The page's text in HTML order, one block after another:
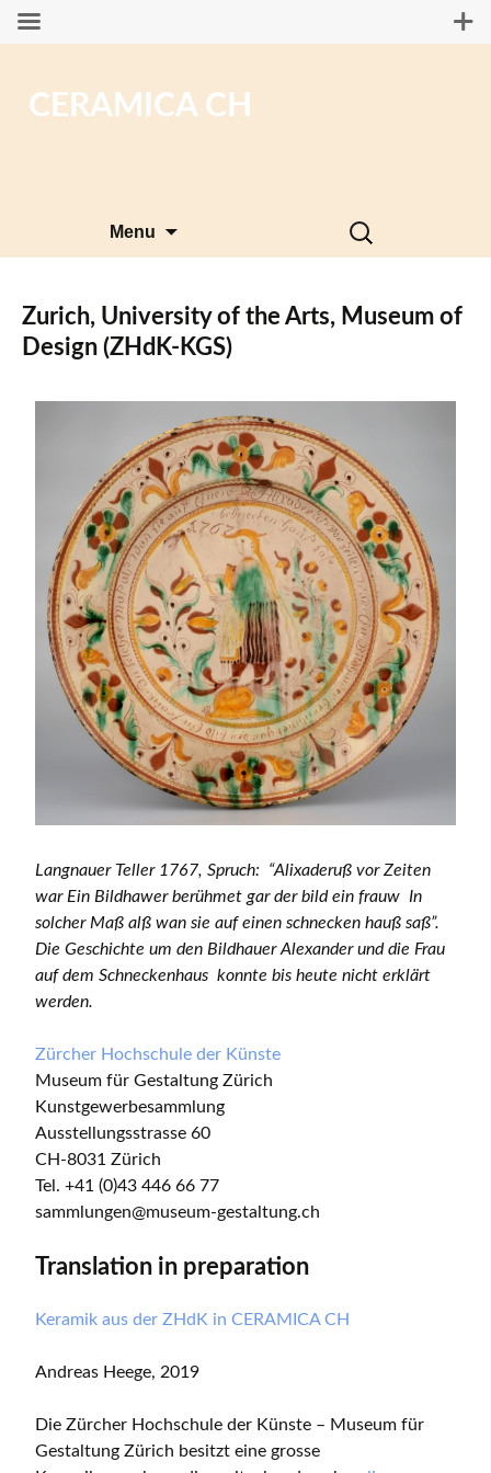
CERAMICA CH
Menu
Search
for:
Zurich, University of the Arts, Museum of
Design (ZHdK-KGS)
Langnauer Teller 1767, Spruch: “Alixaderuß vor Zeiten
war Ein Bildhawer berühmet gar der bild ein frauw In
solcher Maß alß wan sie auf einen schnecken hauß saß”.
Die Geschichte um den Bildhauer Alexander und die Frau
auf dem Schneckenhaus konnte bis heute nicht erklärt
werden.
Zürcher Hochschule der Künste
Museum für Gestaltung Zürich
Kunstgewerbesammlung
Ausstellungsstrasse 60
CH-8031 Zürich
Tel. +41 (0)43 446 66 77
sammlungen@museum-gestaltung.ch
Translation in preparation
Keramik aus der ZHdK in CERAMICA CH
Andreas Heege, 2019
Die Zürcher Hochschule der Künste – Museum für
Gestaltung Zürich besitzt eine grosse